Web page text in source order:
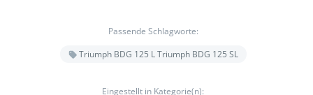
Passende Schlagworte:
Triumph BDG 125 L Triumph BDG 125 SL
Eingestellt in Kategorie(n):